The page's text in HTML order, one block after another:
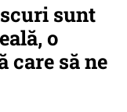
sunt
o
să ne